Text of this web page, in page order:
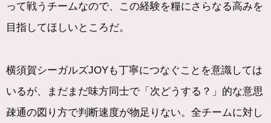
って戦うチームなので、この経験を糧にさらなる高みを
目指してほしいところだ。
横須賀シーガルズJOYも丁寧につなぐことを意識しては
いるが、まだまだ味方同士で「次どうする？」的な意思
疎通の図り方で判断速度が物足りない。全チームに対し